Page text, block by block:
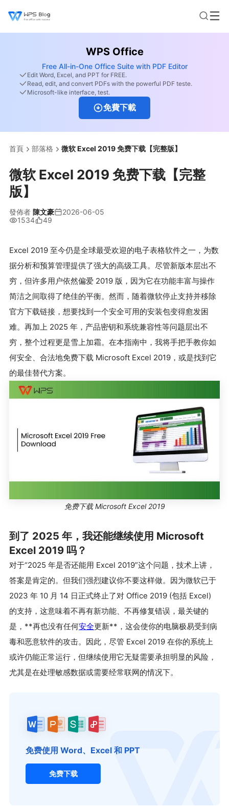
WPS Office
Free All-in-One Office Suite with PDF Editor
Edit Word, Excel, and PPT for FREE.
Read, edit, and convert PDFs with the powerful PDF teste.
Microsoft-like interface, test.
免費下載
首頁 部落格 微软 Excel 2019 免费下载【完整版】
微软 Excel 2019 免费下载【完整
版】
發佈者 陳文豪
2026-06-05
1534
49
Excel 2019 至今仍是全球最受欢迎的电子表格软件之一，为数
据分析和预算管理提供了强大的高级工具。尽管新版本层出不
穷，但许多用户依然偏爱 2019 版，因为它在功能丰富与操作
简洁之间取得了绝佳的平衡。然而，随着微软停止支持并移除
官方下载链接，想要找到一个安全可用的安装包变得愈发困
难。再加上 2025 年，产品密钥和系统兼容性等问题层出不
穷，整个过程更是雪上加霜。在本指南中，我将手把手教你如
何安全、合法地免费下载 Microsoft Excel 2019，或是找到它
的最佳替代方案。
免费下载 Microsoft Excel 2019
到了 2025 年，我还能继续使用 Microsoft
Excel 2019 吗？
对于“2025 年是否还能用 Excel 2019”这个问题，技术上讲，
答案是肯定的。但我们强烈建议你不要这样做。因为微软已于
2023 年 10 月 14 日正式终止了对 Office 2019 (包括 Excel)
的支持，这意味着不再有新功能、不再修复错误，最关键的
是，**再也没有任何安全更新**，这会使你的电脑极易受到病
毒和恶意软件的攻击。因此，尽管 Excel 2019 在你的系统上
或许仍能正常运行，但继续使用它无疑需要承担明显的风险，
尤其是在处理敏感数据或需要经常联网的情况下。
免费使用 Word、Excel 和 PPT
免费下载